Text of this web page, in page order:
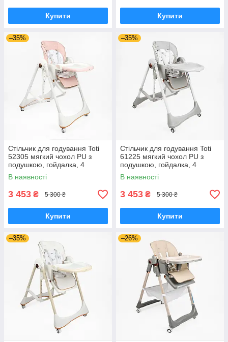
Купити Купити
–35%
Стільчик для годування Toti
52305 мягкий чохол PU з
подушкою, гойдалка, 4
колеса, з’ємний столик
В наявності
3 453 ₴ 5 300 ₴
Купити
–35%
Стільчик для годування Toti
61225 мягкий чохол PU з
подушкою, гойдалка, 4
колеса, з’ємний столик
В наявності
3 453 ₴ 5 300 ₴
Купити
–35% –26%